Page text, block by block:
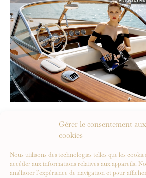
Gérer le consentement aux
cookies
Nous utilisons des technologies telles que les
accéder aux informations relatives aux appareils.
améliorer l’expérience de navigation et pour